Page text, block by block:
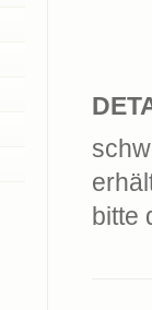
bitte